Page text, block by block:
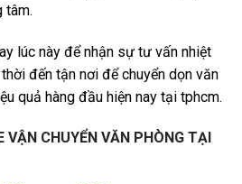
tâm.
lúc này để nhận sự tư vấn nhiệt
đến tận nơi để chuyển dọn văn
quả hàng đầu hiện nay tại tphcm.
VẬN CHUYỂN VĂN PHÒNG TẠI